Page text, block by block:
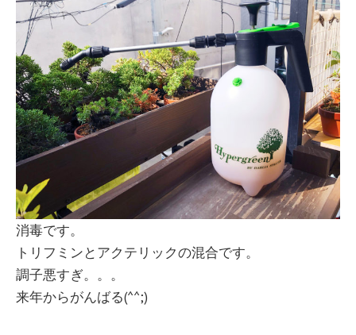
消毒です。
トリフミンとアクテリックの混合です。
調子悪すぎ。。。
来年からがんばる(^^;)